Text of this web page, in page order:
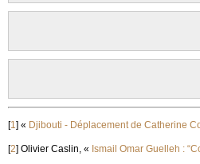
[1] « Djibouti - Déplacement de Catherine
[2] Olivier Caslin, « Ismail Omar Guelleh :